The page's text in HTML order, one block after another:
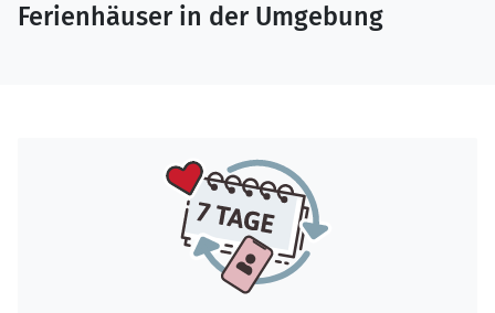
Ferienhäuser in der Umgebung